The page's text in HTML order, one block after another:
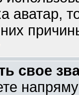
аватар,
свое